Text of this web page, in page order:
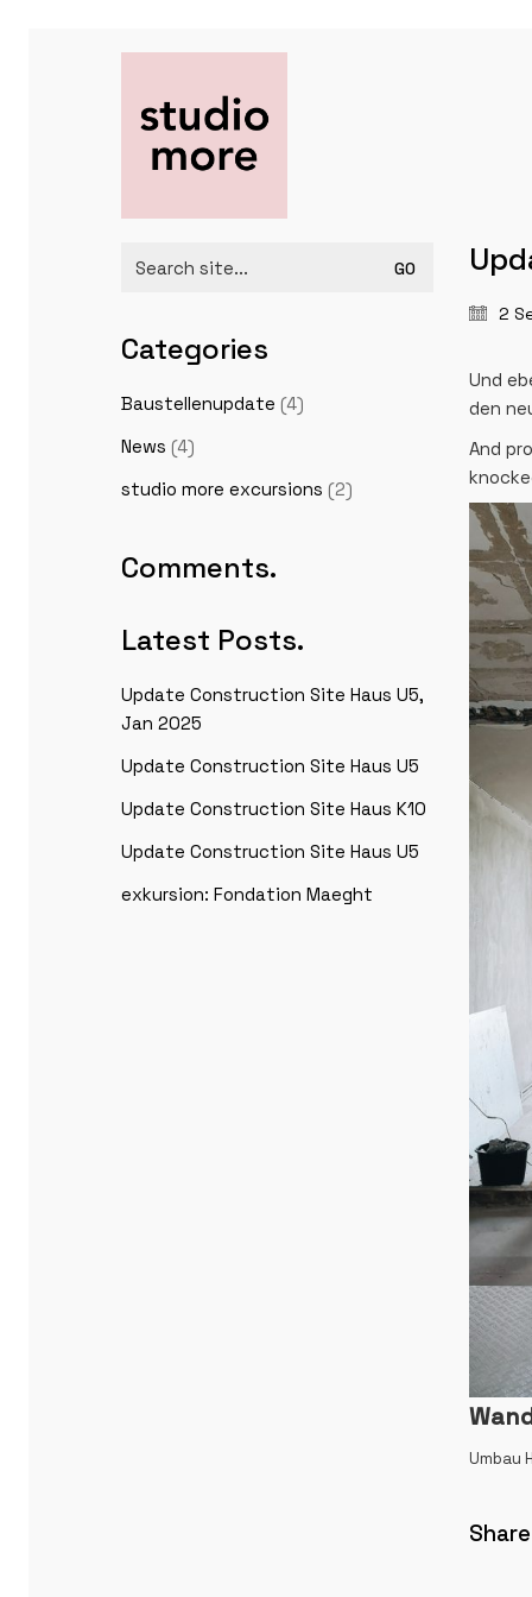
2
Und
den
And
Umbau
Categories
Baustellenupdate (4)
News (4)
studio more excursions (2)
Comments.
Latest Posts.
Update Construction Site Haus U5,
Jan 2025
Update Construction Site Haus U5
Update Construction Site Haus K10
Update Construction Site Haus U5
exkursion: Fondation Maeght